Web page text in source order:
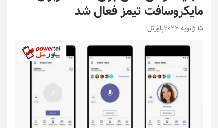
مایکروسافت تیمز فعال شد
15 ژانویه 2022 پاورتل